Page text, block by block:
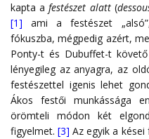
kapta afestészet alatt(
[1] ami a festészet
fókuszba, mégpedig azért,
Ponty-t és Dubuffet-t követő
lényegileg az anyagra, az
festészettel igenis lehet
Ákos festői munkássága
örömteli módon két
figyelmet.[3] Az egyik a